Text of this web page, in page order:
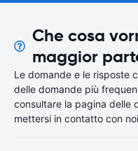
Che cosa
maggior
Le domande e le risposte
delle domande più
consultare la pagina delle
mettersi in contatto con